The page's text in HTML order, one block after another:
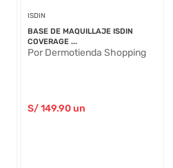
ISDIN
BASE DE MAQUILLAJE ISDIN
COVERAGE ...
Por Dermotienda Shopping
S/149.90un